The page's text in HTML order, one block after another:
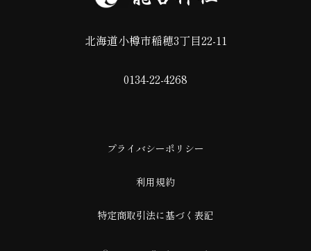
北海道小樽市稲穂3丁目22-11
0134-22-4268
プライバシーポリシー
利用規約
特定商取引法に基づく表記